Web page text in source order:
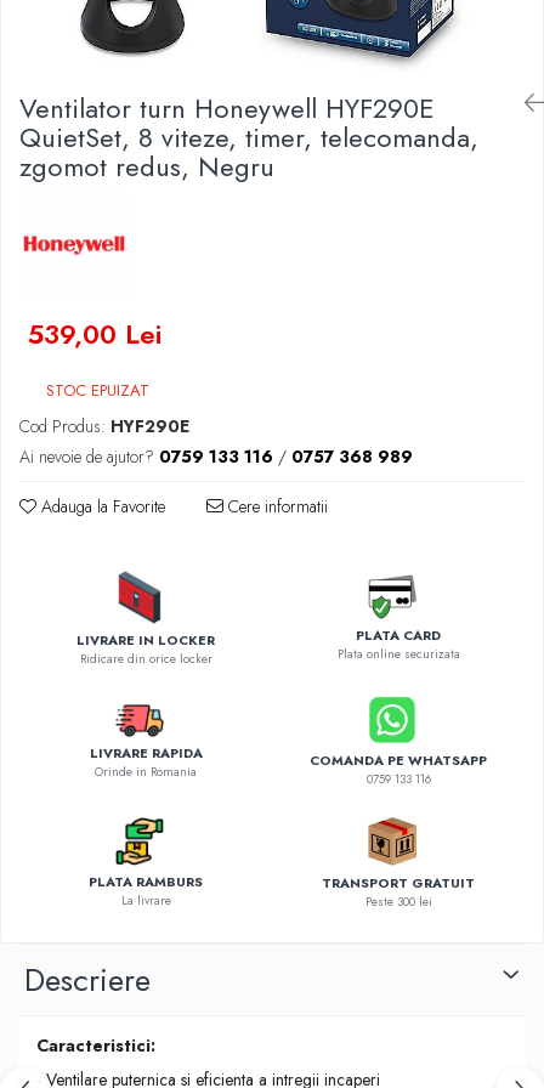
Becuri LED
Lanterne
Lampi
Kit-uri vlogging
Convertoare tensiune
Prelungitoare
Ventilatoare
Cablu coaxial
Periferice PC
Accesorii auto
Roboti pornire
Carcase protectie NOCO BOOST
Invertoare Auto
Incarcator masina electrica
Baterii Zinc-Aer
Ventilator turn Honeywell HYF290E
QuietSet, 8 viteze, timer, telecomanda,
zgomot redus, Negru
539,00 Lei
STOC EPUIZAT
Cod Produs: HYF290E
Ai nevoie de ajutor? 0759 133 116 / 0757 368 989
Adauga la Favorite Cere informatii
LIVRARE IN LOCKER
Ridicare din orice locker
PLATA CARD
Plata online securizata
LIVRARE RAPIDA
Orinde in Romania
COMANDA PE WHATSAPP
0759 133 116
PLATA RAMBURS
La livrare
TRANSPORT GRATUIT
Peste 300 lei
Descriere
Caracteristici:
- Ventilare puternica si eficienta a intregii incaperi